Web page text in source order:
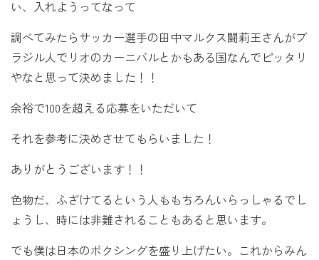
い、入れようってなって
調べてみたらサッカー選手の田中マルクス闘莉王さんがブ
ラジル人でリオのカーニバルとかもある国なんでピッタリ
やなと思って決めました！！
余裕で100を超える応募をいただいて
それを参考に決めさせてもらいました！
ありがとうございます！！
色物だ、ふざけてるという人ももちろんいらっしゃるでし
ょうし、時には非難されることもあると思います。
でも僕は日本のボクシングを盛り上げたい。これからみん